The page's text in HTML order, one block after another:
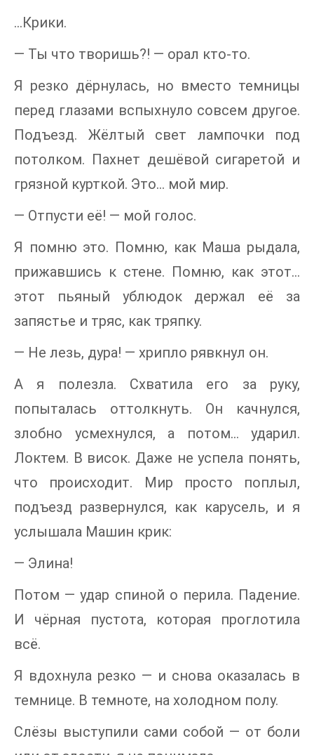
…Крики.
— Ты что творишь?! — орал кто-то.
Я резко дёрнулась, но вместо темницы
перед глазами вспыхнуло совсем другое.
Подъезд. Жёлтый свет лампочки под
потолком. Пахнет дешёвой сигаретой и
грязной курткой. Это… мой мир.
— Отпусти её! — мой голос.
Я помню это. Помню, как Маша рыдала,
прижавшись к стене. Помню, как этот…
этот пьяный ублюдок держал её за
запястье и тряс, как тряпку.
— Не лезь, дура! — хрипло рявкнул он.
А я полезла. Схватила его за руку,
попыталась оттолкнуть. Он качнулся,
злобно усмехнулся, а потом… ударил.
Локтем. В висок. Даже не успела понять,
что происходит. Мир просто поплыл,
подъезд развернулся, как карусель, и я
услышала Машин крик:
— Элина!
Потом — удар спиной о перила. Падение.
И чёрная пустота, которая проглотила
всё.
Я вдохнула резко — и снова оказалась в
темнице. В темноте, на холодном полу.
Слёзы выступили сами собой — от боли